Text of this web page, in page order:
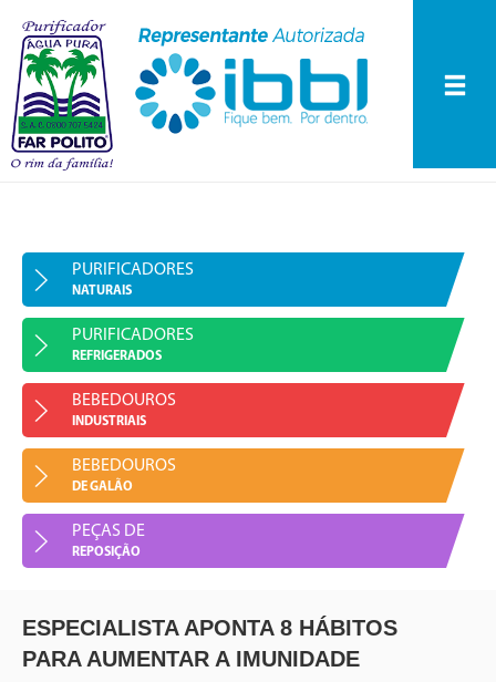
Purificadores
Naturais
Refrigerados
A EMPRESA
Purificadores Naturais
Purificadores Refrigerados
Bebedouros Industriais
BLOG FAR POLITO
FALE CONOSCO
PURIFICADORES
NATURAIS
PURIFICADORES
REFRIGERADOS
BEBEDOUROS
INDUSTRIAIS
BEBEDOUROS
DE GALÃO
PEÇAS DE
REPOSIÇÃO
ESPECIALISTA APONTA 8 HÁBITOS
PARA AUMENTAR A IMUNIDADE